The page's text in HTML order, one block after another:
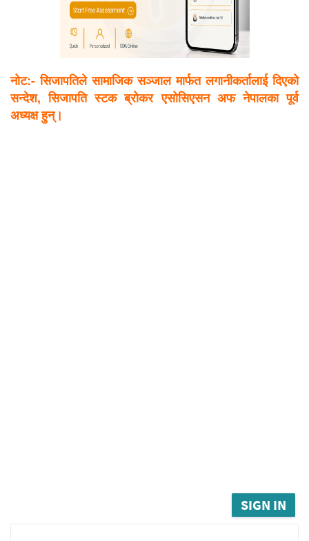
नोट:- सिजापतिले सामाजिक सञ्जाल मार्फत लगानीकर्तालाई दिएको
सन्देश, सिजापति स्टक ब्रोकर एसोसिएसन अफ नेपालका पूर्व
अध्यक्ष हुन्।
SIGN IN